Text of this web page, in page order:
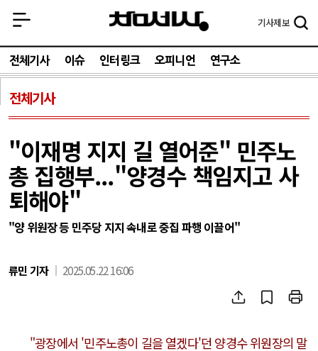
기사제보
전체기사 이슈 인터링크 오피니언 연구소
전체기사
"이재명 지지 길 열어준" 민주노
총 집행부..."양경수 책임지고 사
퇴해야"
"양 위원장 등 민주당 지지 속내로 중집 파행 이끌어"
류민 기자 2025.05.22 16:06
"광장에서 '민주노총이 길을 열겠다'던 양경수 위원장의 말